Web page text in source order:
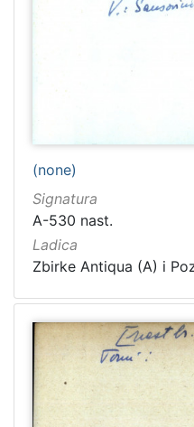
(none)
Signatura
A-530 nast.
Ladica
Zbirke Antiqua (A) i